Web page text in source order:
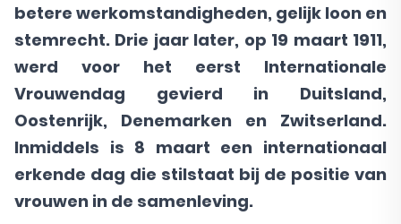
betere werkomstandigheden, gelijk loon en
stemrecht. Drie jaar later, op 19 maart 1911,
werd voor het eerst Internationale
Vrouwendag gevierd in Duitsland,
Oostenrijk, Denemarken en Zwitserland.
Inmiddels is 8 maart een internationaal
erkende dag die stilstaat bij de positie van
vrouwen in de samenleving.